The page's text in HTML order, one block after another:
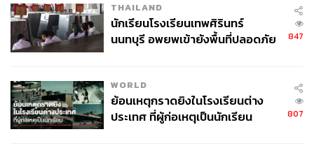
ABOUT THE AUTHOR
เก้า มีนานนท์
บรรณาธิการคัลเจอร์ สำนักข่าว THE
THAILAND
นักเรียนโรงเรียนเทพศิรินทร์
นนทบุรี อพยพเข้ายังพื้นที่ปลอดภัย
847
WORLD
ย้อนเหตุกราดยิงในโรงเรียนต่าง
ประเทศ ที่ผู้ก่อเหตุเป็นนักเรียน
807